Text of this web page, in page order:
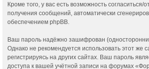
Кроме того, у вас есть возможность согласиться/
получения сообщений, автоматически
обеспечением phpBB.
Ваш пароль надёжно зашифрован
Однако не рекомендуется использовать этот же
регистрируясь на других сайтах. Ваш пароль
доступа к вашей учётной записи на форумах